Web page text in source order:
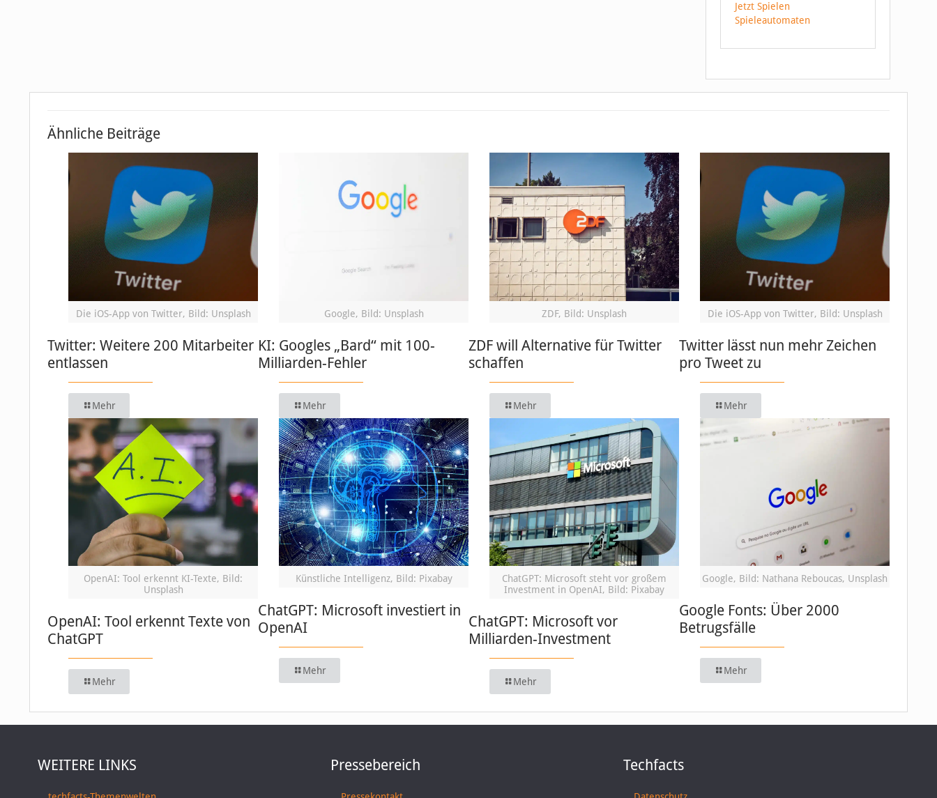
Jetzt Spielen
Spieleautomaten
Ähnliche Beiträge
Die iOS-App von Twitter, Bild: Unsplash
Twitter: Weitere 200 Mitarbeiter
entlassen
Mehr
Google, Bild: Unsplash
KI: Googles „Bard“ mit 100-
Milliarden-Fehler
Mehr
ZDF, Bild: Unsplash
ZDF will Alternative für Twitter
schaffen
Mehr
Die iOS-App von Twitter, Bild: Unsplash
Twitter lässt nun mehr Zeichen
pro Tweet zu
Mehr
OpenAI: Tool erkennt KI-Texte, Bild:
Unsplash
OpenAI: Tool erkennt Texte von
ChatGPT
Mehr
Künstliche Intelligenz, Bild: Pixabay
ChatGPT: Microsoft investiert in
OpenAI
Mehr
ChatGPT: Microsoft steht vor großem
Investment in OpenAI, Bild: Pixabay
ChatGPT: Microsoft vor
Milliarden-Investment
Mehr
Google, Bild: Nathana Reboucas, Unsplash
Google Fonts: Über 2000
Betrugsfälle
Mehr
WEITERE LINKS Pressebereich Techfacts